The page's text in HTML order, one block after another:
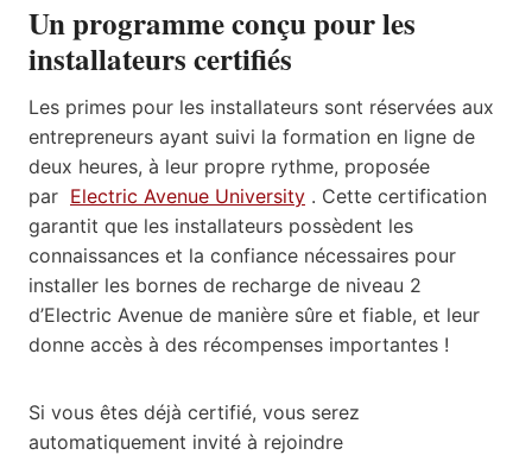
Un programme conçu pour les
installateurs certifiés
Les primes pour les installateurs sont réservées aux
entrepreneurs ayant suivi la formation en ligne de
deux heures, à leur propre rythme, proposée
par Electric Avenue University . Cette certification
garantit que les installateurs possèdent les
connaissances et la confiance nécessaires pour
installer les bornes de recharge de niveau 2
d’Electric Avenue de manière sûre et fiable, et leur
donne accès à des récompenses importantes !
Si vous êtes déjà certifié, vous serez
automatiquement invité à rejoindre